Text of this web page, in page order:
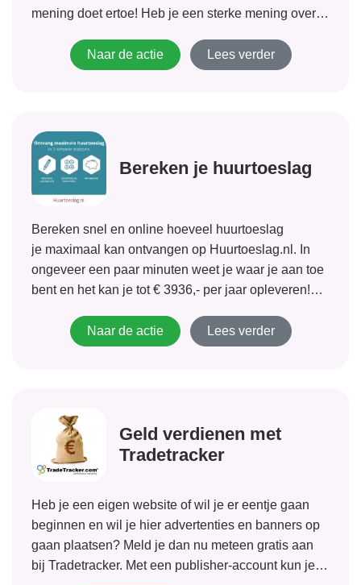
mening doet ertoe! Heb je een sterke mening over
mening over bijvoorbeeld tandpasta!...
Naar de actie Lees verder
Bereken je huurtoeslag
Bereken snel en online hoeveel huurtoeslag
je maximaal kan ontvangen op Huurtoeslag.nl. In
ongeveer een paar minuten weet je waar je aan toe
bent en het kan je tot € 3936,- per jaar opleveren!
direct aanvragen! Wacht niet langer!
Naar de actie Lees verder
Geld verdienen met
Tradetracker
Heb je een eigen website of wil je er eentje gaan
beginnen en wil je hier advertenties en banners op
gaan plaatsen? Meld je dan nu meteen gratis aan
bij Tradetracker. Met een publisher-account kun je